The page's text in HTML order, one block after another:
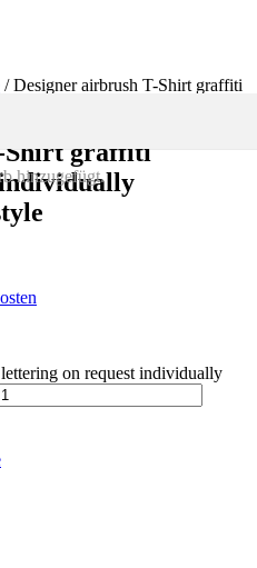
hinzugefügt.
/ Designer airbrush T-Shirt graffiti
Shirt graffiti
on request individually